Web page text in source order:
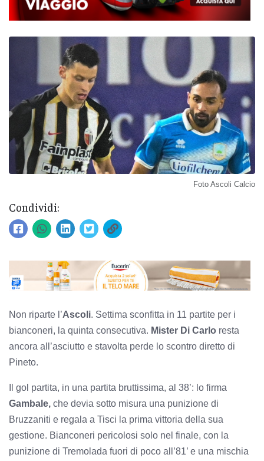
Foto Ascoli Calcio
Condividi:
Non riparte l’Ascoli. Settima sconfitta in 11 partite per i
bianconeri, la quinta consecutiva. Mister Di Carlo resta
ancora all’asciutto e stavolta perde lo scontro diretto di
Pineto.
Il gol partita, in una partita bruttissima, al 38’: lo firma
Gambale, che devia sotto misura una punizione di
Bruzzaniti e regala a Tisci la prima vittoria della sua
gestione. Bianconeri pericolosi solo nel finale, con la
punizione di Tremolada fuori di poco all’81’ e una mischia